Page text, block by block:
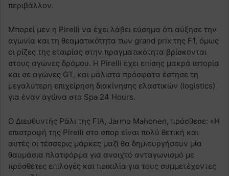
περιβάλλον.
Μπορεί μεν η Pirelli να έχει λάβει εύσημα ότι αύξησε την
αγωνία και τη θεαματικότητα των grand prix της F1, όμως
οι ρίζες της εταιρίας στην πραγματικότητα βρίσκονται
στους αγώνες δρόμου. Η Pirelli έχει επίσης μακρά ιστορία
και σε αγώνες GT, και μάλιστα πρόσφατα έστησε τη
μεγαλύτερη επιχείρηση διακίνησης ελαστικών (logistics)
για έναν αγώνα στο Spa 24 Hours.
Ο Διευθυντής Ράλι της FIA, Jarmo Mahonen, πρόσθεσε: «Η
επιστροφή της Pirelli στο σπορ είναι πολύ θετική και
αυτές οι τέσσερις μάρκες μαζί θα δημιουργήσουν μία
θαυμάσια πλατφόρμα για ανοιχτό ανταγωνισμό με
πρόσθετες επιλογές και ποικιλία για τους συμμετέχοντες